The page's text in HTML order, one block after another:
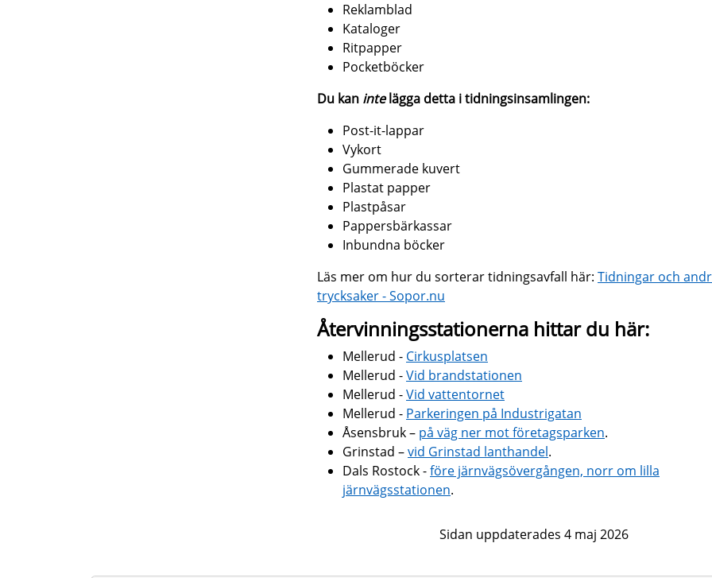
Reklamblad
Kataloger
Ritpapper
Pocketböcker
Du kan intelägga detta i tidningsinsamlingen:
Post-it-lappar
Vykort
Gummerade kuvert
Plastat papper
Plastpåsar
Pappersbärkassar
Inbundna böcker
Läs mer om hur du sorterar tidningsavfall här: Tidningar och
trycksaker - Sopor.nu
Återvinningsstationerna hittar du här:
Mellerud - Cirkusplatsen
Mellerud -Vid brandstationen
Mellerud -Vid vattentornet
Mellerud - Parkeringen på Industrigatan
Åsensbruk – på väg ner mot företagsparken.
Grinstad –vid Grinstad lanthandel.
Dals Rostock -före järnvägsövergången, norr om lilla
järnvägsstationen.
Sidan uppdaterades 4 maj 2026